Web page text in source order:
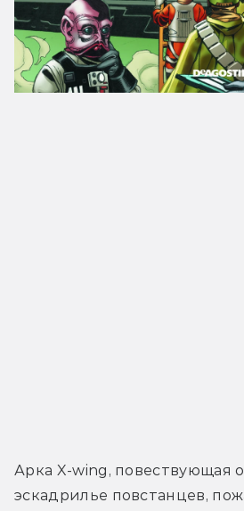
Арка X-wing, повествующая
эскадрилье повстанцев,